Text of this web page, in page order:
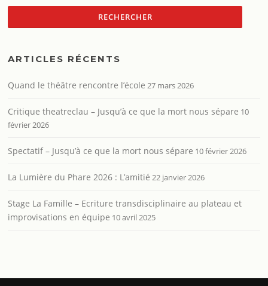
ARTICLES RÉCENTS
Quand le théâtre rencontre l’école 27 mars 2026
Critique theatreclau – Jusqu’à ce que la mort nous sépare 10
février 2026
Spectatif – Jusqu’à ce que la mort nous sépare 10 février 2026
La Lumière du Phare 2026 : L’amitié 22 janvier 2026
Stage La Famille – Ecriture transdisciplinaire au plateau et
improvisations en équipe 10 avril 2025